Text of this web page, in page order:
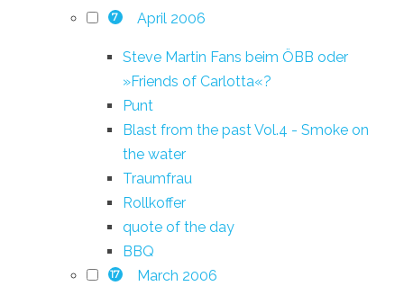
7 April 2006
Steve Martin Fans beim ÖBB oder
»Friends of Carlotta«?
Punt
Blast from the past Vol.4 - Smoke on
the water
Traumfrau
Rollkoffer
quote of the day
BBQ
17 March 2006